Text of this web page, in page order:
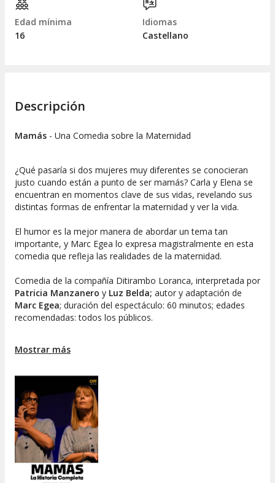
Edad mínima
16
Idiomas
Castellano
Descripción
Mamás - Una Comedia sobre la Maternidad
¿Qué pasaría si dos mujeres muy diferentes se conocieran
justo cuando están a punto de ser mamás? Carla y Elena se
encuentran en momentos clave de sus vidas, revelando sus
distintas formas de enfrentar la maternidad y ver la vida.
El humor es la mejor manera de abordar un tema tan
importante, y Marc Egea lo expresa magistralmente en esta
comedia que refleja las realidades de la maternidad.
Comedia de la compañía Ditirambo Loranca, interpretada por
Patricia Manzanero y Luz Belda; autor y adaptación de
Marc Egea; duración del espectáculo: 60 minutos; edades
recomendadas: todos los públicos.
facetas de ser madre. ¡Te esperamos!
Mostrar más